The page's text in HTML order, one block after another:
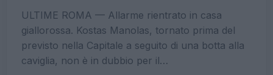
ULTIME ROMA — Allarme rientrato in casa
giallorossa. Kostas Manolas, tornato prima del
previsto nella Capitale a seguito di una botta alla
caviglia, non è in dubbio per il…